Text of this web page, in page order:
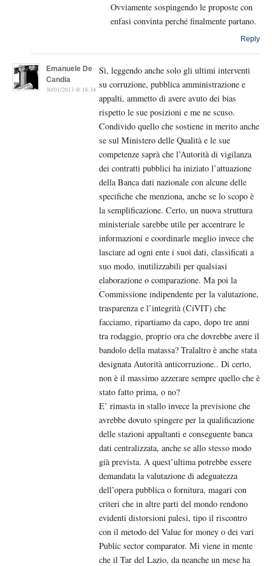
Ovviamente sospingendo le proposte con
enfasi convinta perché finalmente partano.
Reply
Emanuele De
Candia
30/01/2013 @ 18:34
Sì, leggendo anche solo gli ultimi interventi
su corruzione, pubblica amministrazione e
appalti, ammetto di avere avuto dei bias
rispetto le sue posizioni e me ne scuso.
Condivido quello che sostiene in merito anche
se sul Ministero delle Qualità e le sue
competenze saprà che l’Autorità di vigilanza
dei contratti pubblici ha iniziato l’attuazione
della Banca dati nazionale con alcune delle
specifiche che menziona, anche se lo scopo è
la semplificazione. Certo, un nuova struttura
ministeriale sarebbe utile per accentrare le
informazioni e coordinarle meglio invece che
lasciare ad ogni ente i suoi dati, classificati a
suo modo, inutilizzabili per qualsiasi
elaborazione o comparazione. Ma poi la
Commissione indipendente per la valutazione,
trasparenza e l’integrità (CiVIT) che
facciamo, ripartiamo da capo, dopo tre anni
tra rodaggio, proprio ora che dovrebbe avere il
bandolo della matassa? Tralaltro è anche stata
designata Autorità anticorruzione.. Di certo,
non è il massimo azzerare sempre quello che è
stato fatto prima, o no?
E’ rimasta in stallo invece la previsione che
avrebbe dovuto spingere per la qualificazione
delle stazioni appaltanti e conseguente banca
dati centralizzata, anche se allo stesso modo
già prevista. A quest’ultima potrebbe essere
demandata la valutazione di adeguatezza
dell’opera pubblica o fornitura, magari con
criteri che in altre parti del mondo rendono
evidenti distorsioni palesi, tipo il riscontro
con il metodo del Value for money o dei vari
Public sector comparator. Mi viene in mente
che il Tar del Lazio, da neanche un mese ha